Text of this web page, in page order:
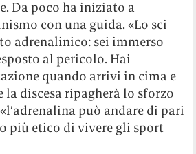
Da poco ha iniziato a
con una guida. «Lo sci
adrenalinico: sei immerso
al pericolo. Hai
quando arrivi in cima e
la discesa ripagherà lo sforzo
«l’adrenalina può andare di pari
più etico di vivere gli sport